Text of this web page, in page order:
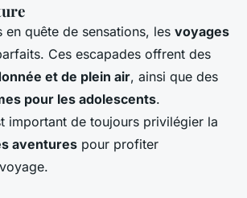
en quête de sensations, les voyages
Ces escapades offrent des
et de plein air, ainsi que des
pour les adolescents.
important de toujours privilégier la
aventures pour profiter